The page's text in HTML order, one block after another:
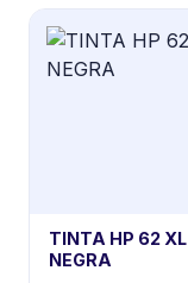
TINTA HP 62 XL
NEGRA